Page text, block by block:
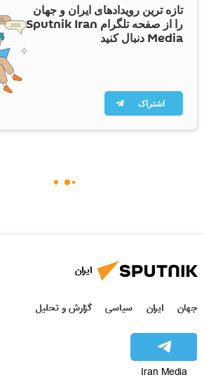
تازه ترین رویدادهای ایران و جهان
را از صفحه تلگرام Sputnik Iran
Media دنبال کنید
اشتراک
ایران
جهان ایران سیاسی گزارش و تحلیل
Iran Media